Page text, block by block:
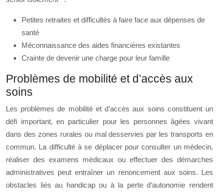
Petites retraites et difficultés à faire face aux dépenses de
santé
Méconnaissance des aides financières existantes
Crainte de devenir une charge pour leur famille
Problèmes de mobilité et d’accès aux
soins
Les problèmes de mobilité et d’accès aux soins constituent un
défi important, en particulier pour les personnes âgées vivant
dans des zones rurales ou mal desservies par les transports en
commun. La difficulté à se déplacer pour consulter un médecin,
réaliser des examens médicaux ou effectuer des démarches
administratives peut entraîner un renoncement aux soins. Les
obstacles liés au handicap ou à la perte d’autonomie rendent